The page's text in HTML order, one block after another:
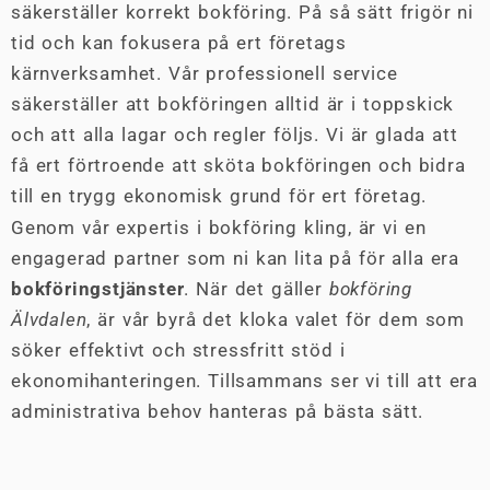
säkerställer korrekt bokföring. På så sätt frigör ni
tid och kan fokusera på ert företags
kärnverksamhet. Vår professionell service
säkerställer att bokföringen alltid är i toppskick
och att alla lagar och regler följs. Vi är glada att
få ert förtroende att sköta bokföringen och bidra
till en trygg ekonomisk grund för ert företag.
Genom vår expertis i bokföring kling, är vi en
engagerad partner som ni kan lita på för alla era
bokföringstjänster. När det gäller bokföring
Älvdalen, är vår byrå det kloka valet för dem som
söker effektivt och stressfritt stöd i
ekonomihanteringen. Tillsammans ser vi till att era
administrativa behov hanteras på bästa sätt.